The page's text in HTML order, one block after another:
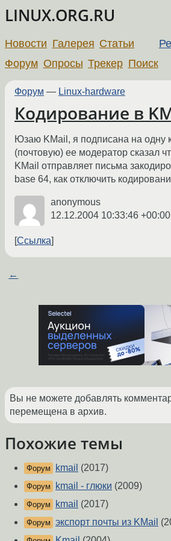
LINUX.ORG.RU
Новости Галерея Статьи
Форум Опросы Трекер Поиск
Форум — Linux-hardware
Кодирование в
Юзаю KMail, я подписана на одну
(почтовую) ее модератор сказал
KMail отправляет письма
base 64, как отключить
anonymous
12.12.2004 10:33:46 +00:00
Ссылка
←
Вы не можете добавлять
перемещена в архив.
Похожие темы
Форум kmail (2017)
Форум kmail - глюки (2009)
Форум kmail (2017)
Форум экспорт почты из KMail